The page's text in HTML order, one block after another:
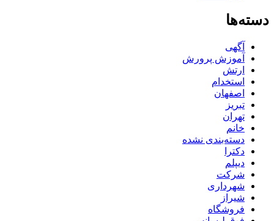
دسته‌ها
آگهی
آموزش پرورش
ارتش
استخدام
اصفهان
تبریز
تهران
خانم
دسته‌بندی نشده
دکترا
دیپلم
شرکت
شهرداری
شیراز
فروشگاه